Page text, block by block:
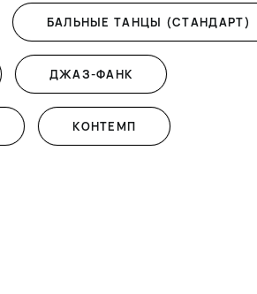
БАЛЬНЫЕ ТАНЦЫ (СТАНДАРТ)
ДЖАЗ-ФАНК
КОНТЕМП